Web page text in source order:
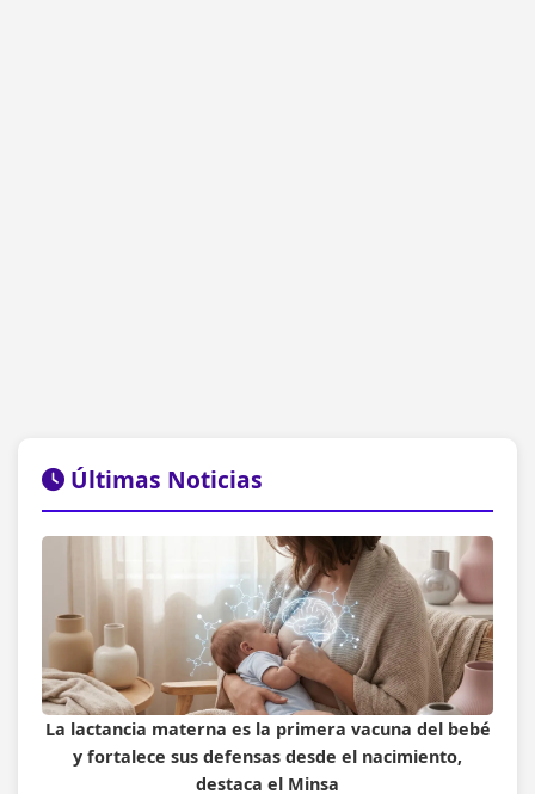
Últimas Noticias
La lactancia materna es la primera vacuna del bebé
y fortalece sus defensas desde el nacimiento,
destaca el Minsa